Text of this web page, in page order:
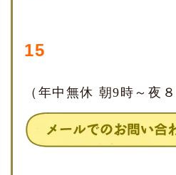
052-
15
（年中無休 朝9時～夜８